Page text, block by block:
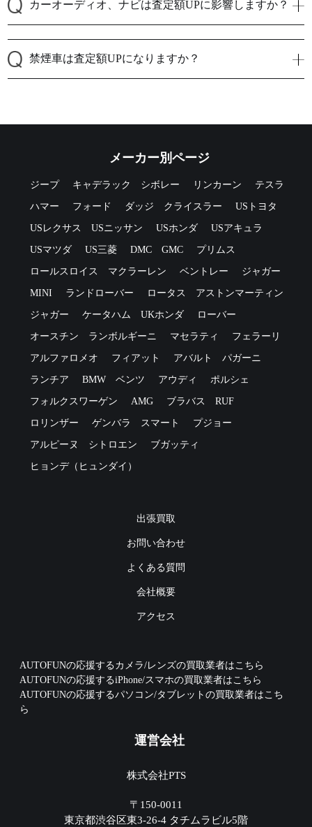
カーオーディオ、ナビは査定額UPに影響しますか？
禁煙車は査定額UPになりますか？
メーカー別ページ
ジープ キャデラック シボレー リンカーン テスラ
ハマー フォード ダッジ クライスラー USトヨタ
USレクサス USニッサン USホンダ USアキュラ
USマツダ US三菱 DMC GMC プリムス
ロールスロイス マクラーレン ベントレー ジャガー
MINI ランドローバー ロータス アストンマーティン
ジャガー ケータハム UKホンダ ローバー
オースチン ランボルギーニ マセラティ フェラーリ
アルファロメオ フィアット アバルト パガーニ
ランチア BMW ベンツ アウディ ポルシェ
フォルクスワーゲン AMG ブラバス RUF
ロリンザー ゲンバラ スマート プジョー
アルピーヌ シトロエン ブガッティ
ヒョンデ（ヒュンダイ）
出張買取
お問い合わせ
よくある質問
会社概要
アクセス
AUTOFUNの応援するカメラ/レンズの買取業者はこちら
AUTOFUNの応援するiPhone/スマホの買取業者はこちら
AUTOFUNの応援するパソコン/タブレットの買取業者はこち
ら
運営会社
株式会社PTS
〒150-0011
東京都渋谷区東3-26-4 タチムラビル5階